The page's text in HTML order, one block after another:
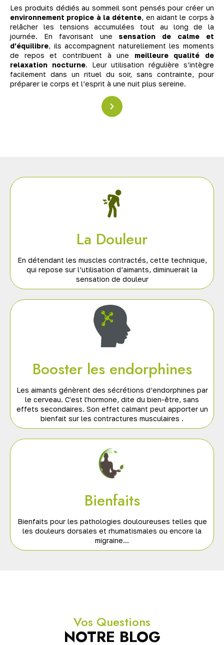
Les produits dédiés au sommeil sont pensés pour créer un
environnement propice à la détente, en aidant le corps à
relâcher les tensions accumulées tout au long de la
journée. En favorisant une sensation de calme et
d’équilibre, ils accompagnent naturellement les moments
de repos et contribuent à une meilleure qualité de
relaxation nocturne. Leur utilisation régulière s’intègre
facilement dans un rituel du soir, sans contrainte, pour
préparer le corps et l’esprit à une nuit plus sereine.
La Douleur
En détendant les muscles contractés, cette technique,
qui repose sur l’utilisation d’aimants, diminuerait la
sensation de douleur
Booster les endorphines
Les aimants génèrent des sécrétions d’endorphines par
le cerveau. C'est l'hormone, dite du bien-être, sans
effets secondaires. Son effet calmant peut apporter un
bienfait sur les contractures musculaires .
Bienfaits
Bienfaits pour les pathologies douloureuses telles que
les douleurs dorsales et rhumatismales ou encore la
migraine…
Vos Questions
NOTRE BLOG